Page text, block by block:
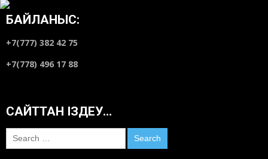
02:28
Ахат Шәкәрімұлы: Құнанбайдың қанатты
Маусым 2, 2018
БАЙЛАНЫС:
+7(777) 382 42 75
+7(778) 496 17 88
САЙТТАН ІЗДЕУ…
Search
for: